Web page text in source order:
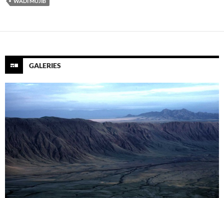
GALERIES